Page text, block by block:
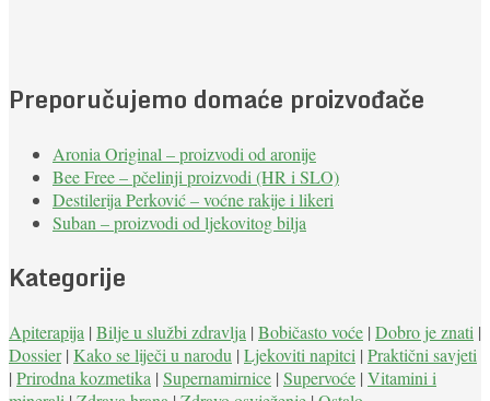
Preporučujemo domaće proizvođače
Aronia Original – proizvodi od aronije
Bee Free – pčelinji proizvodi (HR i SLO)
Destilerija Perković – voćne rakije i likeri
Suban – proizvodi od ljekovitog bilja
Kategorije
Apiterapija | Bilje u službi zdravlja | Bobičasto voće | Dobro je znati |
Dossier| Kako se liječi u narodu | Ljekoviti napitci | Praktični savjeti
| Prirodna kozmetika | Supernamirnice | Supervoće | Vitamini i